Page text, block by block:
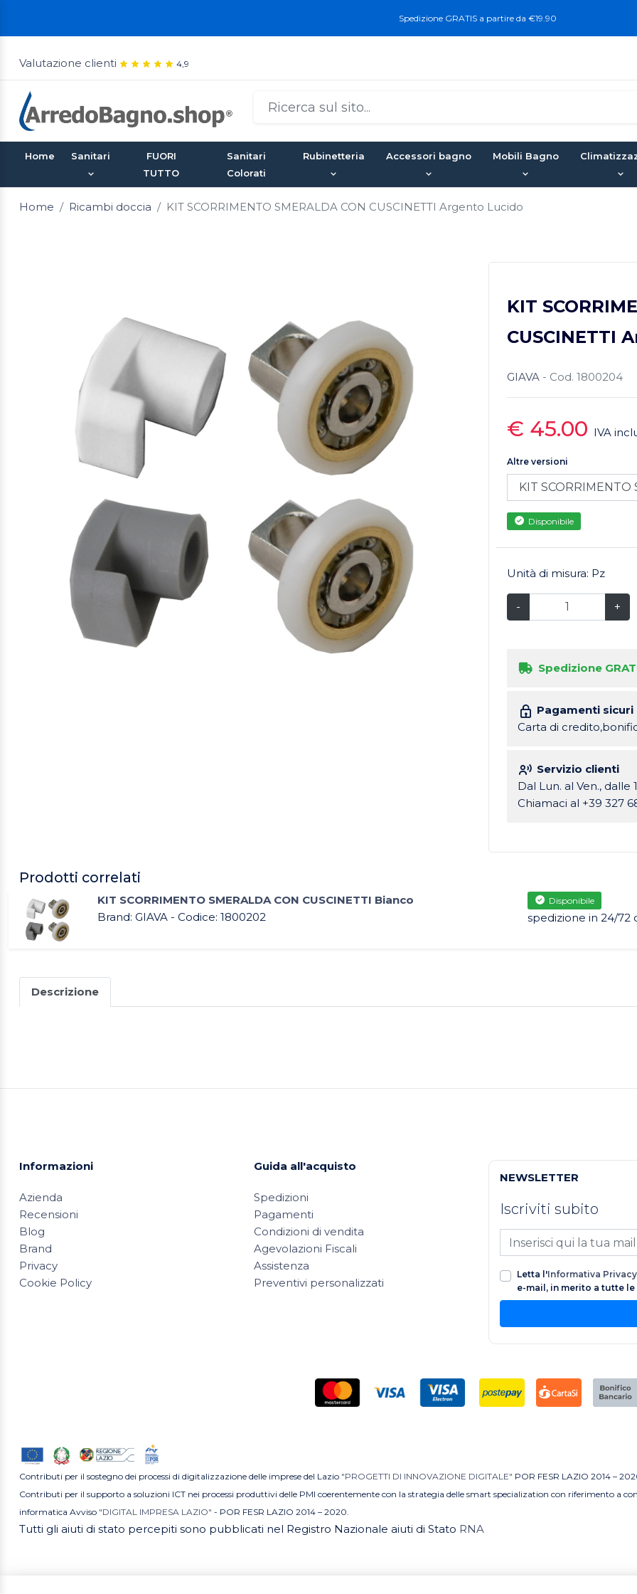
Spedizione GRATIS a partire da €19.90
Valutazione clienti 4,9
Home Sanitari
FUORI
TUTTO
Sanitari
Colorati
Rubinetteria Accessori bagno Mobili Bagno
Home Ricambi doccia KIT SCORRIMENTO SMERALDA CON CUSCINETTI Argento Lucido
KIT
CUSCINETTI
GIAVA - Cod. 1800204
€ 45.00 IVA
Altre versioni
Disponibile
Unità di misura: Pz
- +
Spedizione
Pagamenti sicuri
Carta di
Servizio clienti
Dal Lun. al Ven., dalle
Chiamaci al +39 327
Prodotti correlati
KIT SCORRIMENTO SMERALDA CON CUSCINETTI Bianco
Brand: GIAVA - Codice: 1800202
Disponibile
spedizione in 24/72
Descrizione
Informazioni
Azienda
Recensioni
Blog
Brand
Privacy
Cookie Policy
Guida all'acquisto
Spedizioni
Pagamenti
Condizioni di vendita
Agevolazioni Fiscali
Assistenza
Preventivi personalizzati
NEWSLETTER
Iscriviti subito
Letta l'Informativa Privacy
e-mail, in merito a tutte
Contributi per il sostegno dei processi di digitalizzazione delle imprese del Lazio "PROGETTI DI INNOVAZIONE DIGITALE" POR FESR LAZIO 2014 –
Contributi per il supporto a soluzioni ICT nei processi produttivi delle PMI coerentemente con la strategia delle smart specialization con riferimento a
informatica Avviso "DIGITAL IMPRESA LAZIO" - POR FESR LAZIO 2014 – 2020.
Tutti gli aiuti di stato percepiti sono pubblicati nel Registro Nazionale aiuti di Stato RNA